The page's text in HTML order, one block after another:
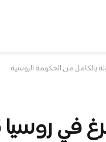
من الحكومة الروسية